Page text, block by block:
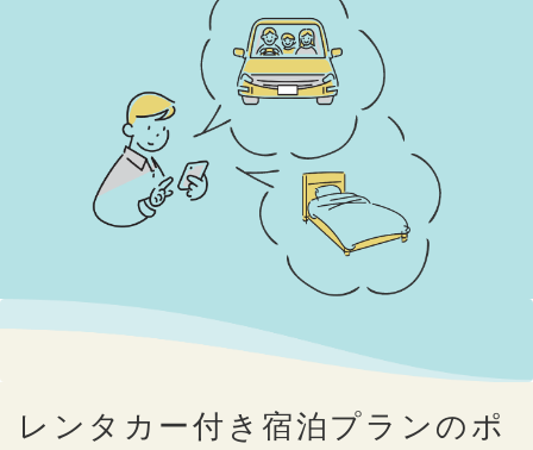
レンタカー付き宿泊プランのポ